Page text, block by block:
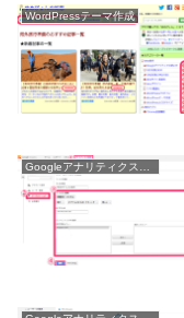
WordPressテーマ作成